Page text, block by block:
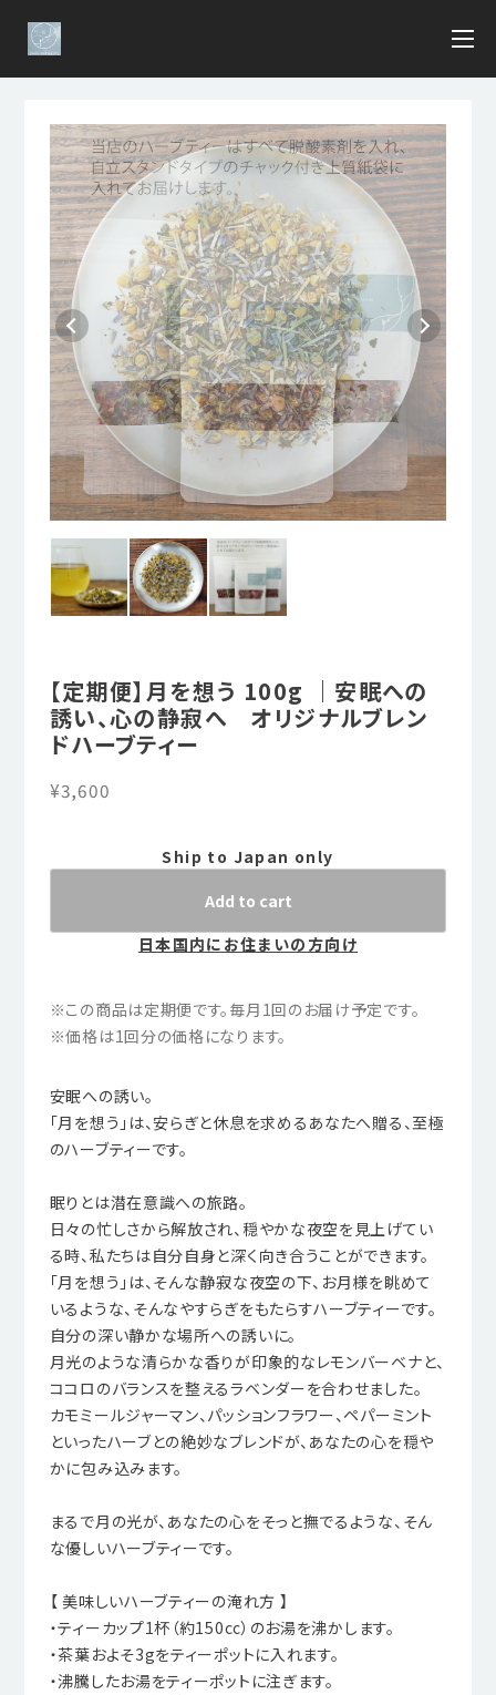
【定期便】月を想う 100g ｜安眠への
誘い、心の静寂へ オリジナルブレン
ドハーブティー
¥3,600
Ship to Japan only
Add to cart
日本国内にお住まいの方向け
※この商品は定期便です。毎月1回のお届け予定です。
※価格は1回分の価格になります。
安眠への誘い。
「月を想う」は、安らぎと休息を求めるあなたへ贈る、至極
のハーブティーです。
眠りとは潜在意識への旅路。
日々の忙しさから解放され、穏やかな夜空を見上げてい
る時、私たちは自分自身と深く向き合うことができます。
「月を想う」は、そんな静寂な夜空の下、お月様を眺めて
いるような、そんなやすらぎをもたらすハーブティーです。
自分の深い静かな場所への誘いに。
月光のような清らかな香りが印象的なレモンバーベナと、
ココロのバランスを整えるラベンダーを合わせました。
カモミールジャーマン、パッションフラワー、ペパーミント
といったハーブとの絶妙なブレンドが、あなたの心を穏や
かに包み込みます。
まるで月の光が、あなたの心をそっと撫でるような、そん
な優しいハーブティーです。
【 美味しいハーブティーの淹れ方 】
・ティーカップ1杯（約150cc）のお湯を沸かします。
・茶葉およそ3gをティーポットに入れます。
・沸騰したお湯をティーポットに注ぎます。